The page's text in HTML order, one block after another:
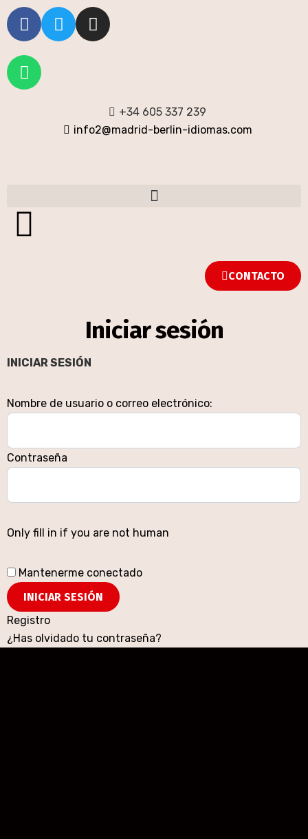
+34 605 337 239
info2@madrid-berlin-idiomas.com
CONTACTO
Iniciar sesión
INICIAR SESIÓN
Nombre de usuario o correo electrónico:
Contraseña
Only fill in if you are not human
Mantenerme conectado
Registro
¿Has olvidado tu contraseña?